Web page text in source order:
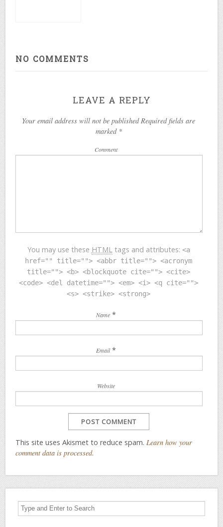
NO COMMENTS
LEAVE A REPLY
Your email address will not be published Required fields are
marked *
Comment
You may use these HTMLtags and attributes: <a
href="" title=""> <abbr title=""> <acronym
title=""> <b> <blockquote cite=""> <cite>
<code> <del datetime=""> <em> <i> <q cite="">
<s> <strike> <strong>
Name *
Email *
Website
This site uses Akismet to reduce spam. Learn how your
comment data is processed.